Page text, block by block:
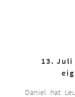
13. Juli
Daniel hat